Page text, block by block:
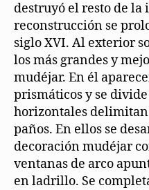
destruyó el resto de la
reconstrucción se
siglo XVI. Al exterior
los más grandes y
mudéjar. En él
prismáticos y se
horizontales
paños. En ellos se
decoración mudéjar
ventanas de arco
en ladrillo. Se